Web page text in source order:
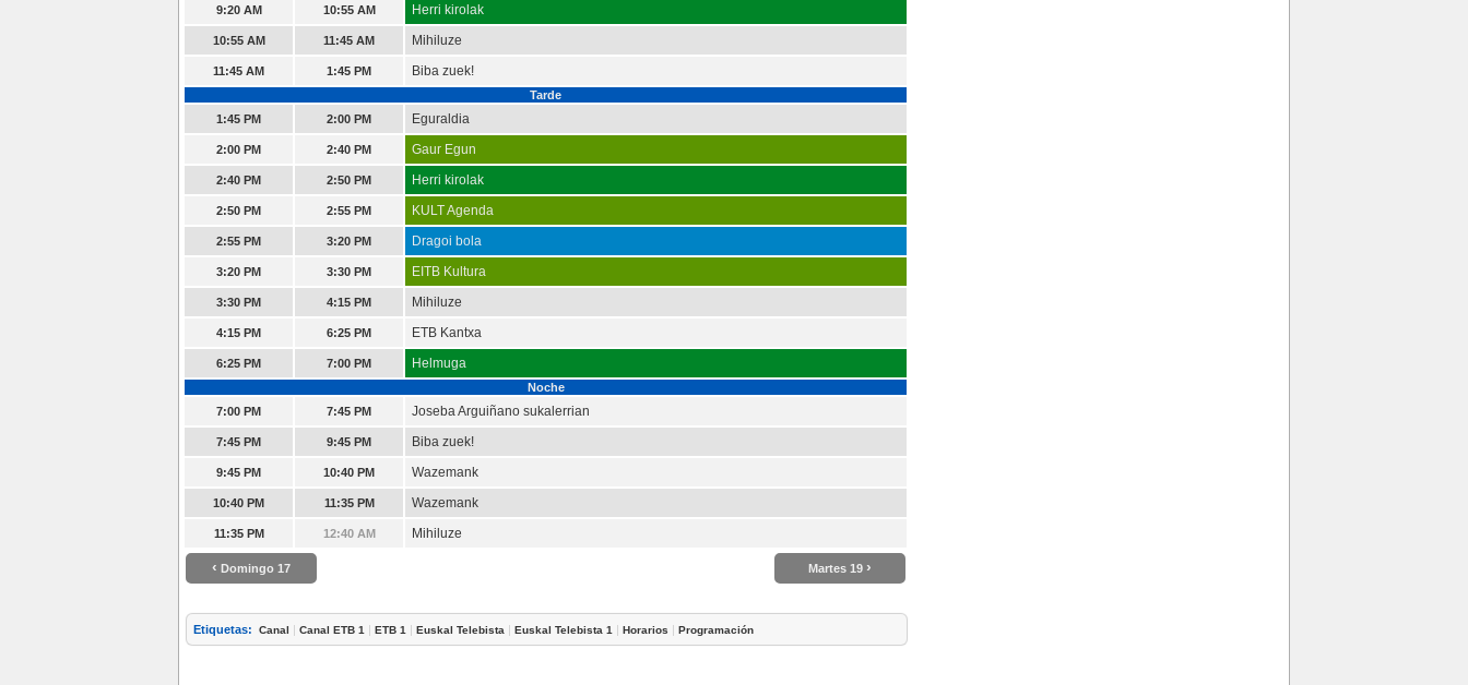
9:20 AM 10:55 AM Herri kirolak
10:55 AM 11:45 AM Mihiluze
11:45 AM 1:45 PM Biba zuek!
Tarde
1:45 PM
2:00 PM Eguraldia
2:00 PM 2:40 PM Gaur Egun
2:40 PM 2:50 PM Herri kirolak
2:50 PM 2:55 PM KULT Agenda
2:55 PM 3:20 PM Dragoi bola
3:20 PM 3:30 PM EITB Kultura
3:30 PM 4:15 PM Mihiluze
4:15 PM 6:25 PM ETB Kantxa
6:25 PM 7:00 PM Helmuga
Noche
7:00 PM
7:45 PM Joseba Arguiñano sukalerrian
7:45 PM 9:45 PM Biba zuek!
9:45 PM 10:40 PM Wazemank
10:40 PM 11:35 PM Wazemank
11:35 PM 12:40 AM Mihiluze
‹ Domingo 17 Martes 19 ›
Etiquetas: Canal | Canal ETB 1 | ETB 1 | Euskal Telebista | Euskal Telebista 1 | Horarios | Programación